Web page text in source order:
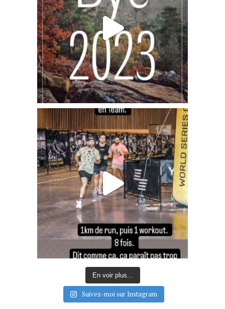
En voir plus...
Suivez-moi sur Instagram